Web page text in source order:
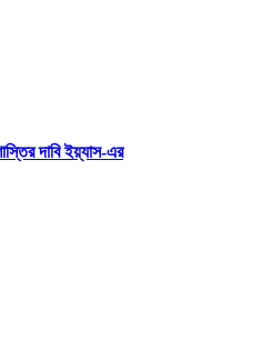
দাবি ইয়্যাস-এর